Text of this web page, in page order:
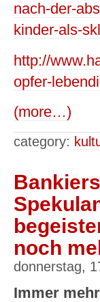
nach-der-
kinder-als-
http://
opfer-
(more…)
category:
noch
donnerstag,
Immer